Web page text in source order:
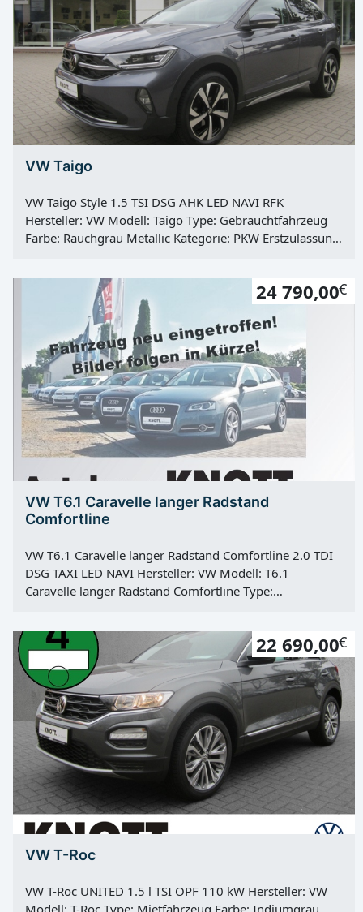
VW Taigo
VW Taigo Style 1.5 TSI DSG AHK LED NAVI RFK
Hersteller: VW Modell: Taigo Type: Gebrauchtfahrzeug
Farbe: Rauchgrau Metallic Kategorie: PKW Erstzulassung:
KW / 150 PS Getriebe: Automatik Antrieb: Frontantrieb
Hu: neu Vorbesitzer: 1
24 790,00€
VW T6.1 Caravelle langer Radstand
Comfortline
VW T6.1 Caravelle langer Radstand Comfortline 2.0 TDI
DSG TAXI LED NAVI Hersteller: VW Modell: T6.1
Caravelle langer Radstand Comfortline Type:
Kilometerstand: 234987 Km Türen: 5 Motor: Diesel
Kraftstoff: Diesel Hubraum: 1968 ccm Leistung: 110 KW
/ 150 PS Getriebe: Automatik Antrieb: Frontantrieb Hu:
01.06.2027 Vorbesitzer: 1
22 690,00€
VW T-Roc
VW T-Roc UNITED 1.5 l TSI OPF 110 kW Hersteller: VW